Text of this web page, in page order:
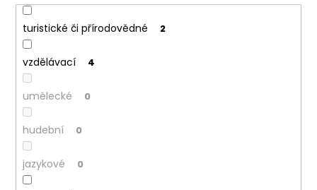
turistické či přírodovědné 2
vzdělávací 4
umělecké 0
hudební 0
jazykové 0